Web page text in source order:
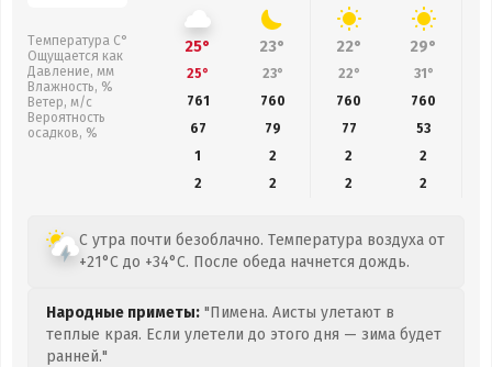
Температура С°
Ощущается как
Давление, мм
Влажность, %
Ветер, м/с
Вероятность
осадков, %
25° 23° 22° 29°
25° 23° 22° 31°
761
760 760 760
67
79 77 53
1
2 2
2
2
2 2 2
С утра почти безоблачно. Температура воздуха от
+21°C до +34°C. После обеда начнется дождь.
Народные приметы: "Пимена. Аисты улетают в
теплые края. Если улетели до этого дня — зима будет
ранней."